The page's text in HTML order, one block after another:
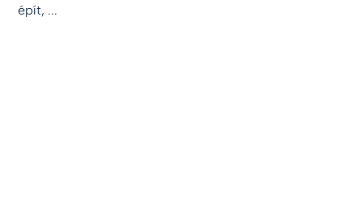
épít, ...